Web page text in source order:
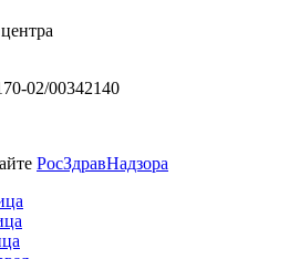
02/00342140
РосЗдравНадзора